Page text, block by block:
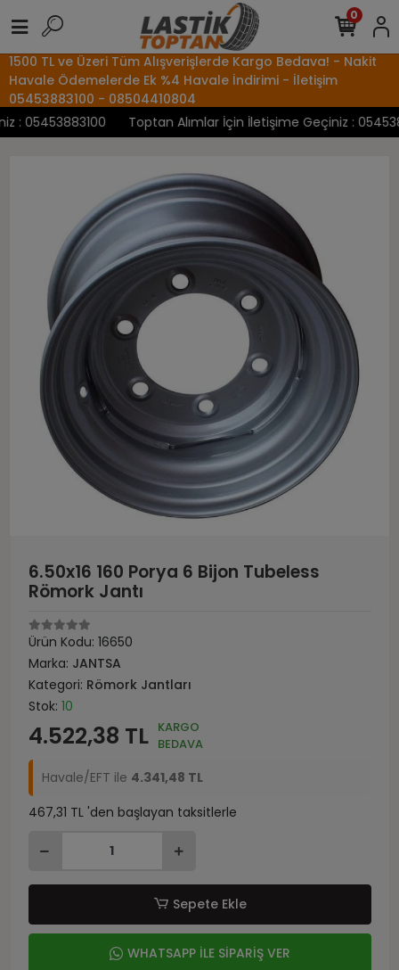
1500 TL ve Üzeri Tüm Alışverişlerde Kargo Bedava! - Nakit
Havale Ödemelerde Ek %4 Havale İndirimi - İletişim
05453883100 - 08504410804
05453883100
Toptan Alımlar İçin İletişime Geçiniz :
0
6.50x16 160 Porya 6 Bijon Tubeless
Römork Jantı
Ürün Kodu: 16650
Marka: JANTSA
Kategori: Römork Jantları
Stok: 10
4.522,38 TL KARGO
BEDAVA
Havale/EFT ile 4.341,48 TL
467,31 TL 'den başlayan taksitlerle
Sepete Ekle
WHATSAPP İLE SİPARİŞ VER